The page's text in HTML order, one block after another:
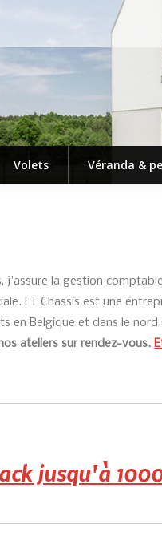
Volets Véranda &
j'assure la gestion
FT Chassis est une
en Belgique et dans le nord
ateliers sur rendez-vous.
jusqu'à